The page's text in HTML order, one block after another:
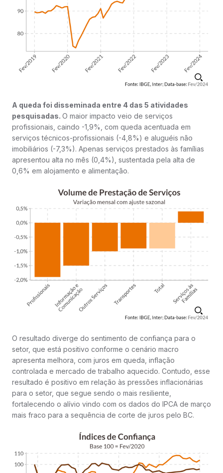
A queda foi disseminada entre 4 das 5 atividades
pesquisadas. O maior impacto veio de serviços
profissionais, caindo -1,9%, com queda acentuada em
serviços técnicos-profissionais (-4,8%) e aluguéis não
imobiliários (-7,3%). Apenas serviços prestados às famílias
apresentou alta no mês (0,4%), sustentada pela alta de
0,6% em alojamento e alimentação.
O resultado diverge do sentimento de confiança para o
setor, que está positivo conforme o cenário macro
apresenta melhora, com juros em queda, inflação
controlada e mercado de trabalho aquecido. Contudo, esse
resultado é positivo em relação às pressões inflacionárias
para o setor, que segue sendo o mais resiliente,
fortalecendo o alívio vindo com os dados do IPCA de março
mais fraco para a sequência de corte de juros pelo BC.